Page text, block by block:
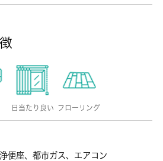
日当たり良い フローリング
便座、 都市ガス、 エアコン